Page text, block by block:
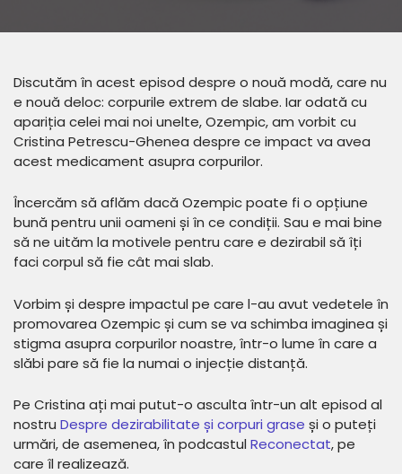
Discutăm în acest episod despre o nouă modă, care nu
e nouă deloc: corpurile extrem de slabe. Iar odată cu
apariția celei mai noi unelte, Ozempic, am vorbit cu
Cristina Petrescu-Ghenea despre ce impact va avea
acest medicament asupra corpurilor.
Încercăm să aflăm dacă Ozempic poate fi o opțiune
bună pentru unii oameni și în ce condiții. Sau e mai bine
să ne uităm la motivele pentru care e dezirabil să îți
faci corpul să fie cât mai slab.
Vorbim și despre impactul pe care l-au avut vedetele în
promovarea Ozempic și cum se va schimba imaginea și
stigma asupra corpurilor noastre, într-o lume în care a
slăbi pare să fie la numai o injecție distanță.
Pe Cristina ați mai putut-o asculta într-un alt episod al
nostru ⁠Despre dezirabilitate și corpuri grase ⁠ și o puteți
urmări, de asemenea, în podcastul ⁠Reconectat⁠, pe
care îl realizează.